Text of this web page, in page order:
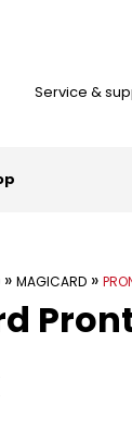
Service &
» MAGICARD»